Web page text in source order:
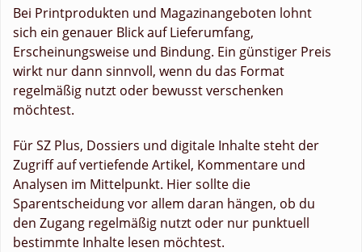
Bei Printprodukten und Magazinangeboten lohnt
sich ein genauer Blick auf Lieferumfang,
Erscheinungsweise und Bindung. Ein günstiger Preis
wirkt nur dann sinnvoll, wenn du das Format
regelmäßig nutzt oder bewusst verschenken
möchtest.
Für SZ Plus, Dossiers und digitale Inhalte steht der
Zugriff auf vertiefende Artikel, Kommentare und
Analysen im Mittelpunkt. Hier sollte die
Sparentscheidung vor allem daran hängen, ob du
den Zugang regelmäßig nutzt oder nur punktuell
bestimmte Inhalte lesen möchtest.